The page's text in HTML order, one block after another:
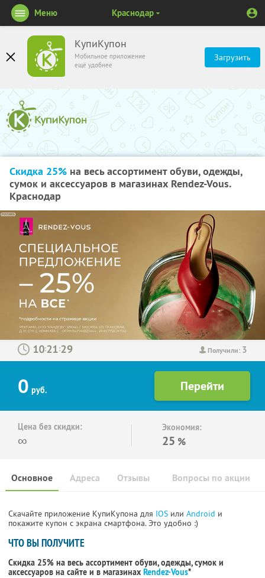
КупиКупон
Мобильное приложение
ещё удобнее
Загрузить
Меню Краснодар
Скидка 25% на весь ассортимент обуви, одежды,
сумок и аксессуаров в магазинах Rendez-Vous.
Краснодар
Получили: 3
: :
0 руб.
Цена без скидки:
∞
Экономия:
25 %
Основное Отзывы Вопросы по акции
Адреса
Скачайте приложение КупиКупона для IOS или Android и
покажите купон с экрана смартфона. Это удобно :)
ЧТО ВЫ ПОЛУЧИТЕ
Скидка 25% на весь ассортимент обуви, одежды, сумок и
аксессуаров на сайте и в магазинах Rendez-Vous*